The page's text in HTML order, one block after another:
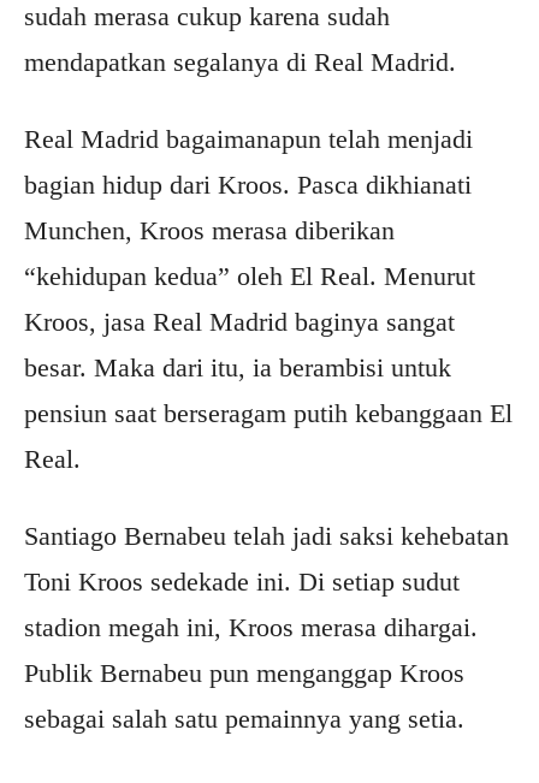
sudah merasa cukup karena sudah
mendapatkan segalanya di Real Madrid.
Real Madrid bagaimanapun telah menjadi
bagian hidup dari Kroos. Pasca dikhianati
Munchen, Kroos merasa diberikan
“kehidupan kedua” oleh El Real. Menurut
Kroos, jasa Real Madrid baginya sangat
besar. Maka dari itu, ia berambisi untuk
pensiun saat berseragam putih kebanggaan El
Real.
Santiago Bernabeu telah jadi saksi kehebatan
Toni Kroos sedekade ini. Di setiap sudut
stadion megah ini, Kroos merasa dihargai.
Publik Bernabeu pun menganggap Kroos
sebagai salah satu pemainnya yang setia.